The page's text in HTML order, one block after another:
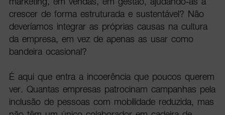
crescer de forma estruturada e sustentável? Não
deveríamos integrar as próprias causas na cultura
da empresa, em vez de apenas as usar como
bandeira ocasional?
É aqui que entra a incoerência que poucos querem
ver. Quantas empresas patrocinam campanhas pela
inclusão de pessoas com mobilidade reduzida, mas